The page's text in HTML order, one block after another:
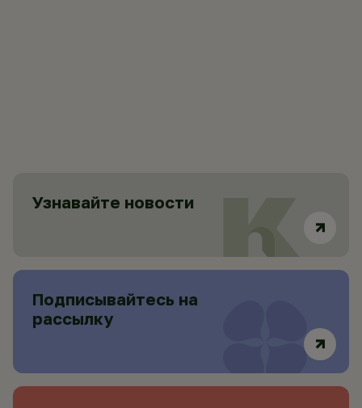
Узнавайте новости
Подписывайтесь на
рассылку